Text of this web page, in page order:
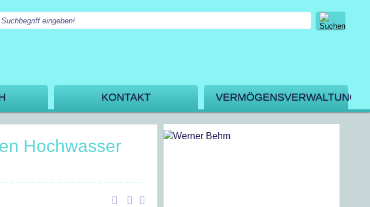
KONTAKT VERMÖGENSVERWALTUNG
Hochwasser